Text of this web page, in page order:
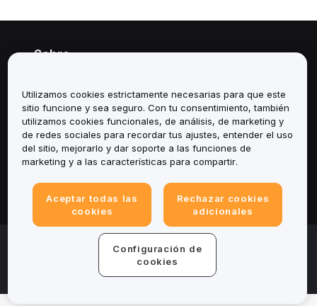
Sobre
Servicios
Soporte
Productos
Legal
© 2025-2026 Bybit.eu. All rights reserved.
Términos de Privacidad
Centro de preferencias de cookies
Utilizamos cookies estrictamente necesarias para que este
sitio funcione y sea seguro. Con tu consentimiento, también
utilizamos cookies funcionales, de análisis, de marketing y
de redes sociales para recordar tus ajustes, entender el uso
del sitio, mejorarlo y dar soporte a las funciones de
marketing y a las características para compartir.
Aceptar todas las
cookies
Rechazar cookies
adicionales
Configuración de
cookies